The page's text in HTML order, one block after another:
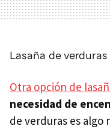
Lasaña de
Otra opción de
necesidad de
de verduras es algo